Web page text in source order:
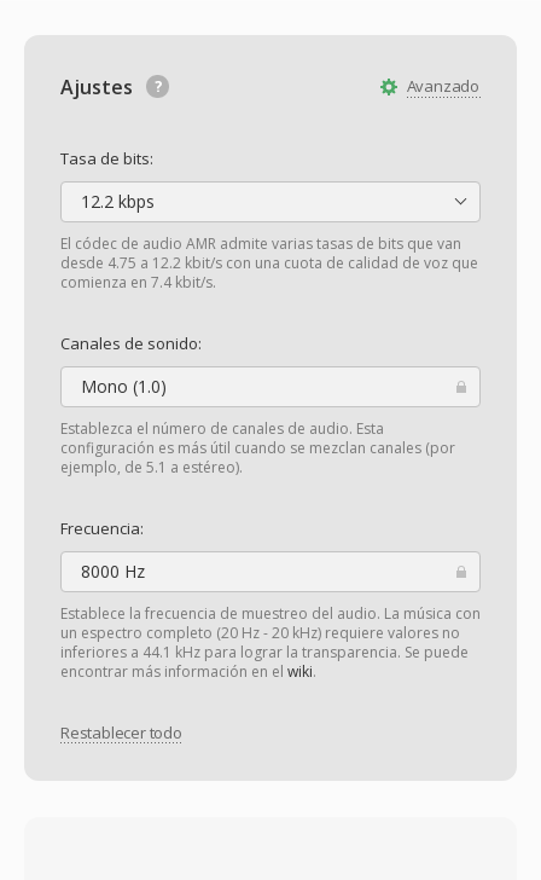
Avanzado
Ajustes
Tasa de bits:
12.2 kbps
El códec de audio AMR admite varias tasas de bits que van
desde 4.75 a 12.2 kbit/s con una cuota de calidad de voz que
comienza en 7.4 kbit/s.
Canales de sonido:
Mono (1.0)
Establezca el número de canales de audio. Esta
configuración es más útil cuando se mezclan canales (por
ejemplo, de 5.1 a estéreo).
Frecuencia:
8000 Hz
Establece la frecuencia de muestreo del audio. La música con
un espectro completo (20 Hz - 20 kHz) requiere valores no
inferiores a 44.1 kHz para lograr la transparencia. Se puede
encontrar más información en el wiki.
Restablecer todo